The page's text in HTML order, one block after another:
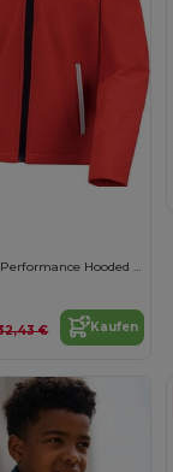
Junior/Youth TX Performance Hooded Soft Shell Jacke
€ Kaufen